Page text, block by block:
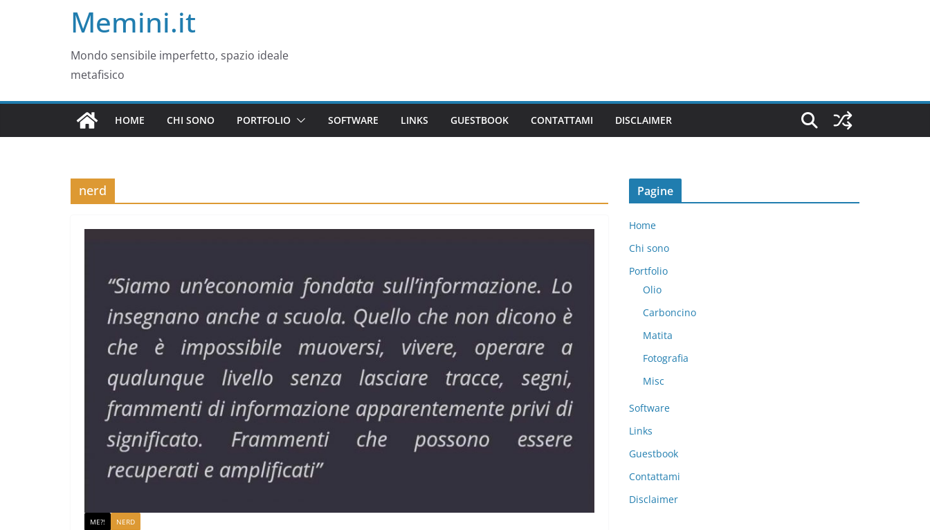
Memini.it
Mondo sensibile imperfetto, spazio ideale
metafisico
HOME CHI SONO PORTFOLIO SOFTWARE LINKS GUESTBOOK CONTATTAMI DISCLAIMER
nerd
ME?! NERD
Pagine
Home
Chi sono
Portfolio
Olio
Carboncino
Matita
Fotografia
Misc
Software
Links
Guestbook
Contattami
Disclaimer